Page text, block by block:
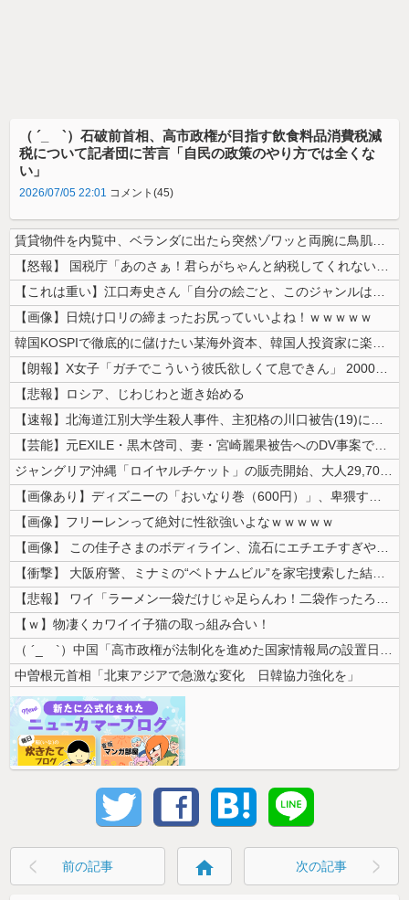
（ ´_ゝ`）石破前首相、高市政権が目指す飲食料品消費税減
税について記者団に苦言「自民の政策のやり方では全くな
い」
2026/07/05 22:01 コメント(45)
賃貸物件を内覧中、ベランダに出たら突然ゾワッと両腕に鳥肌が出た。「やっ...
【怒報】 国税庁「あのさぁ！君らがちゃんと納税してくれないとこうなっち...
【これは重い】江口寿史さん「自分の絵ごと、このジャンルはそろそろ終わり...
【画像】日焼け口リの締まったお尻っていいよね！ｗｗｗｗｗ
韓国KOSPIで徹底的に儲けたい某海外資本、韓国人投資家に楽観的すぎる...
【朗報】X女子「ガチでこういう彼氏欲しくて息できん」 2000万バズ
【悲報】ロシア、じわじわと逝き始める
【速報】北海道江別大学生殺人事件、主犯格の川口被告(19)に無期懲役の...
【芸能】元EXILE・黒木啓司、妻・宮崎麗果被告へのDV事案で逮捕され...
ジャングリア沖縄「ロイヤルチケット」の販売開始、大人29,700円にｗ...
【画像あり】ディズニーの「おいなり巻（600円）」、卑猥すぎて賛否両論...
【画像】フリーレンって絶対に性欲強いよなｗｗｗｗｗ
【画像】 この佳子さまのボディライン、流石にエチエチすぎやろ！
【衝撃】 大阪府警、ミナミの“ベトナムビル”を家宅捜索した結果・・・・...
【悲報】 ワイ「ラーメン一袋だけじゃ足らんわ！二袋作ったろ！」→結果ｗ...
【ｗ】物凄くカワイイ子猫の取っ組み合い！
（ ´_ゝ`）中国「高市政権が法制化を進めた国家情報局の設置日が7月3...
中曽根元首相「北東アジアで急激な変化 日韓協力強化を」
前の記事 home 次の記事